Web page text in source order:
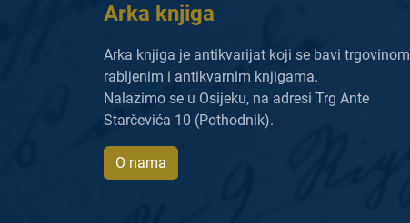
Arka knjiga
Arka knjiga je antikvarijat koji se bavi trgovinom
rabljenim i antikvarnim knjigama.
Nalazimo se u Osijeku, na adresi Trg Ante
Starčevića 10 (Pothodnik).
O nama